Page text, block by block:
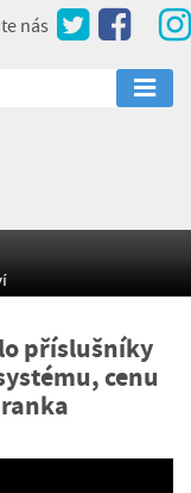
nás
příslušníky
cenu